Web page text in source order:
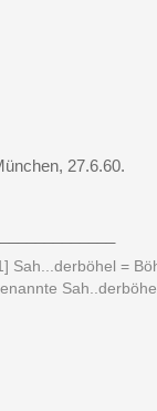
27.6.60.
Sah...derböhel =